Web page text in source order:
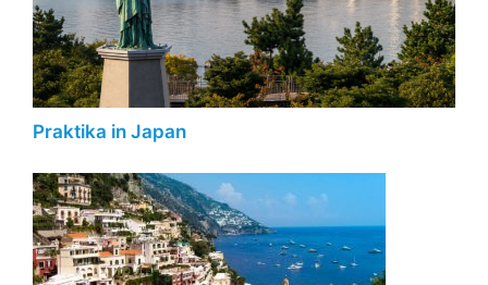
Praktika in Japan